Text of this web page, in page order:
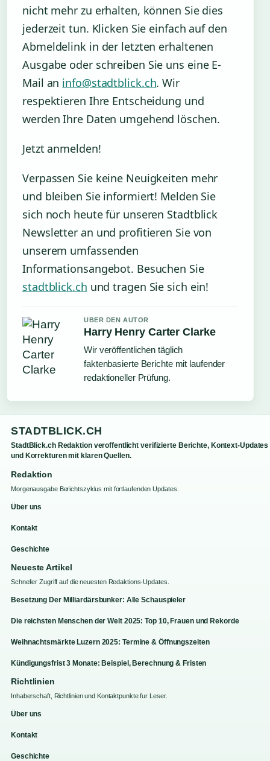
nicht mehr zu erhalten, können Sie dies
jederzeit tun. Klicken Sie einfach auf den
Abmeldelink in der letzten erhaltenen
Ausgabe oder schreiben Sie uns eine E-
Mail an info@stadtblick.ch. Wir
respektieren Ihre Entscheidung und
werden Ihre Daten umgehend löschen.
Jetzt anmelden!
Verpassen Sie keine Neuigkeiten mehr
und bleiben Sie informiert! Melden Sie
sich noch heute für unseren Stadtblick
Newsletter an und profitieren Sie von
unserem umfassenden
Informationsangebot. Besuchen Sie
stadtblick.ch und tragen Sie sich ein!
UBER DEN AUTOR
Harry Henry Carter Clarke
Wir veröffentlichen täglich
faktenbasierte Berichte mit laufender
redaktioneller Prüfung.
STADTBLICK.CH
StadtBlick.ch Redaktion veroffentlicht verifizierte Berichte, Kontext-Updates
und Korrekturen mit klaren Quellen.
Redaktion
Morgenausgabe Berichtszyklus mit fortlaufenden Updates.
Über uns
Kontakt
Geschichte
Neueste Artikel
Schneller Zugriff auf die neuesten Redaktions-Updates.
Besetzung Der Milliardärsbunker: Alle Schauspieler
Die reichsten Menschen der Welt 2025: Top 10, Frauen und Rekorde
Weihnachtsmärkte Luzern 2025: Termine & Öffnungszeiten
Kündigungsfrist 3 Monate: Beispiel, Berechnung & Fristen
Richtlinien
Inhaberschaft, Richtlinien und Kontaktpunkte fur Leser.
Über uns
Kontakt
Geschichte